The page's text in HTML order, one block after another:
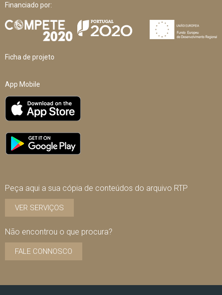
Financiado por:
Ficha de projeto
App Mobile
Peça aqui a sua cópia de conteúdos do arquivo RTP
VER SERVIÇOS
Não encontrou o que procura?
FALE CONNOSCO